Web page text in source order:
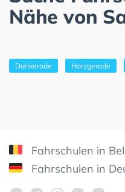
Nähe von
Dankerode Harzgerode
Fahrschulen in
Fahrschulen in